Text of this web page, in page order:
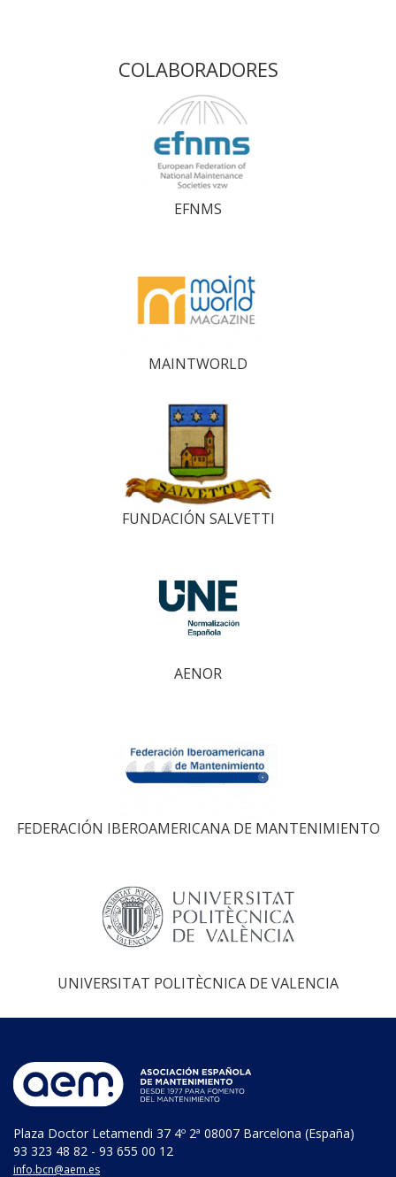
COLABORADORES
EFNMS
MAINTWORLD
FUNDACIÓN SALVETTI
AENOR
FEDERACIÓN IBEROAMERICANA DE MANTENIMIENTO
UNIVERSITAT POLITÈCNICA DE VALENCIA
Plaza Doctor Letamendi 37 4º 2ª 08007 Barcelona (España)
93 323 48 82 - 93 655 00 12
info.bcn@aem.es